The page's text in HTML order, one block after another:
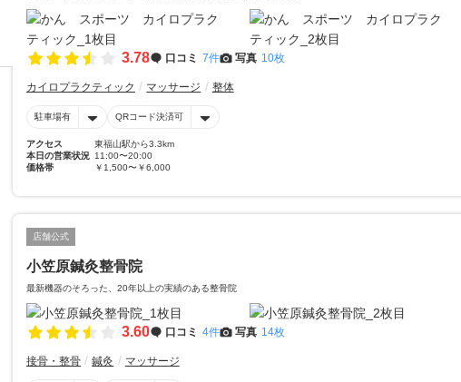
3.78 口コミ 7件 写真 10枚
カイロプラクティック マッサージ 整体
駐車場有 QRコード決済可
アクセス
東福山駅から3.3km
本日の営業状況 11:00〜20:00
価格帯
￥1,500〜￥6,000
店舗公式
小笠原鍼灸整骨院
最新機器のそろった、20年以上の実績のある整骨院
3.60 口コミ 4件 写真 14枚
接骨・整骨 鍼灸 マッサージ